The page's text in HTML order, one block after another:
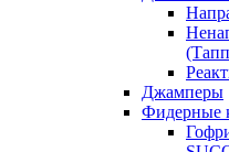
Джамперы
Фидерные